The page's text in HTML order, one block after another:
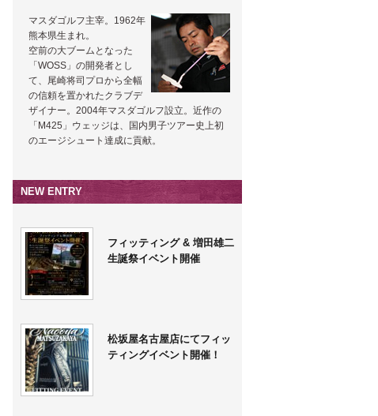
マスダゴルフ主宰。1962年
熊本県生まれ。
空前の大ブームとなった
「WOSS」の開発者とし
て、尾崎将司プロから全幅
の信頼を置かれたクラブデ
ザイナー。2004年マスダゴルフ設立。近作の
「M425」ウェッジは、国内男子ツアー史上初
のエージシュート達成に貢献。
NEW ENTRY
フィッティング & 増田雄二
生誕祭イベント開催
松坂屋名古屋店にてフィッ
ティングイベント開催！